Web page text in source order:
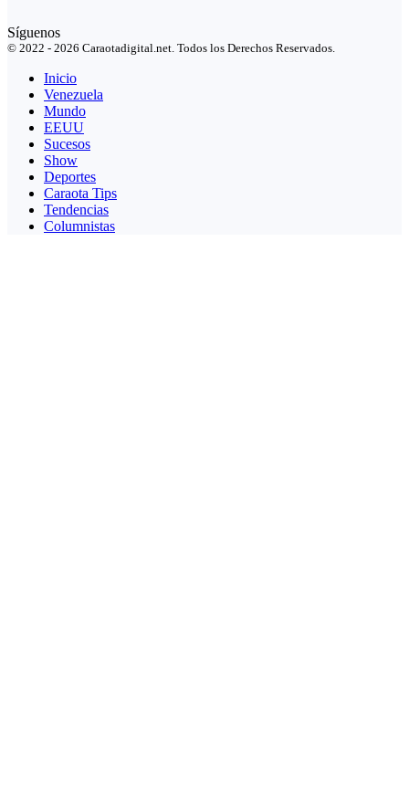
Síguenos
© 2022 - 2026 Caraotadigital.net. Todos los Derechos Reservados.
Inicio
Venezuela
Mundo
EEUU
Sucesos
Show
Deportes
Caraota Tips
Tendencias
Columnistas